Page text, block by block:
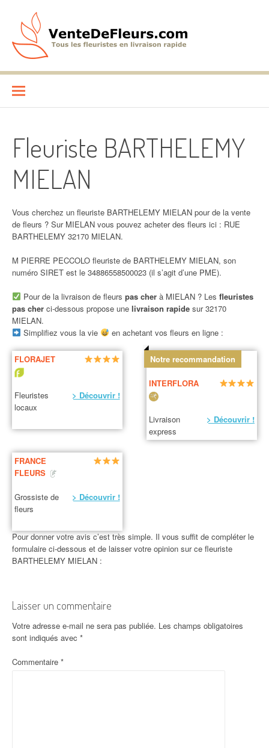
contenu
VenteDeFleurs.com
Fleuriste BARTHELEMY
MIELAN
Vous cherchez un fleuriste BARTHELEMY MIELAN pour de la vente
de fleurs ? Sur MIELAN vous pouvez acheter des fleurs ici : RUE
BARTHELEMY 32170 MIELAN.
M PIERRE PECCOLO fleuriste de BARTHELEMY MIELAN, son
numéro SIRET est le 34886558500023 (il s’agit d’une PME).
Pour de la livraison de fleurs pas cherà MIELAN ? Les fleuristes
pas cher ci-dessous propose une livraison rapide sur 32170
MIELAN.
Simplifiez vous la vie
en achetant vos fleurs en ligne :
FLORAJET
Fleuristes
locaux
> Découvrir !
Notre recommandation
INTERFLORA
Livraison
express
> Découvrir !
FRANCE
FLEURS
Grossiste de
fleurs
> Découvrir !
Pour donner votre avis c’est très simple. Il vous suffit de compléter le
formulaire ci-dessous et de laisser votre opinion sur ce fleuriste
BARTHELEMY MIELAN :
Laisser un commentaire
Votre adresse e-mail ne sera pas publiée. Les champs obligatoires
sont indiqués avec *
Commentaire *